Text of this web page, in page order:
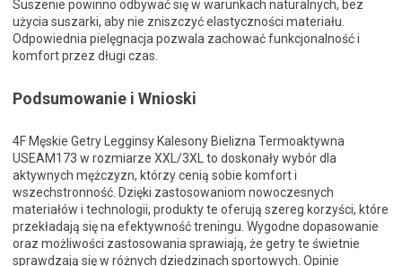
Suszenie powinno odbywać się w warunkach naturalnych, bez
użycia suszarki, aby nie zniszczyć elastyczności materiału.
Odpowiednia pielęgnacja pozwala zachować funkcjonalność i
komfort przez długi czas.
Podsumowanie i Wnioski
4F Męskie Getry Legginsy Kalesony Bielizna Termoaktywna
USEAM173 w rozmiarze XXL/3XL to doskonały wybór dla
aktywnych mężczyzn, którzy cenią sobie komfort i
wszechstronność. Dzięki zastosowaniom nowoczesnych
materiałów i technologii, produkty te oferują szereg korzyści, które
przekładają się na efektywność treningu. Wygodne dopasowanie
oraz możliwości zastosowania sprawiają, że getry te świetnie
sprawdzają się w różnych dziedzinach sportowych. Opinie